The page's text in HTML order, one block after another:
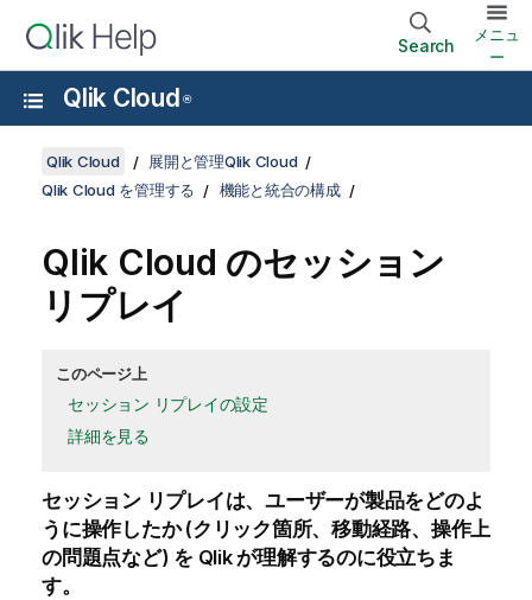
Search
メニュ
ー
Qlik Cloud ®
Qlik Cloud
展開と管理Qlik Cloud
Qlik Cloud を管理する
機能と統合の構成
Qlik Cloud のセッション
リプレイ
このページ上
セッション リプレイの設定
詳細を見る
セッション リプレイは、ユーザーが製品をどのよ
うに操作したか (クリック箇所、移動経路、操作上
の問題点など) を Qlikが理解するのに役立ちま
す。